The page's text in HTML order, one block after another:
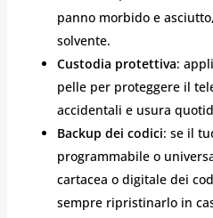
panno morbido e
solvente.
Custodia protettiva:
pelle per proteggere il
accidentali e usura
Backup dei codici: se il
programmabile o
cartacea o digitale dei
sempre ripristinarlo in